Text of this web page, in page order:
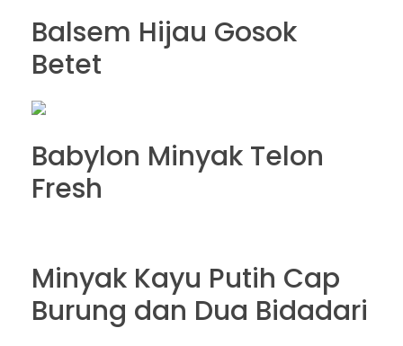
Balsem Hijau Gosok
Betet
Babylon Minyak Telon
Fresh
Minyak Kayu Putih Cap
Burung dan Dua Bidadari